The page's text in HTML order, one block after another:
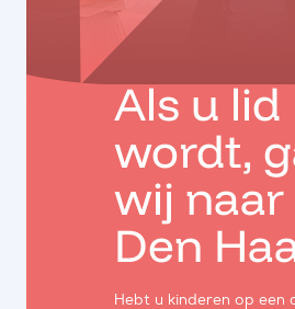
Als u lid
wordt,
wij naar
Den
Hebt u kinderen op een